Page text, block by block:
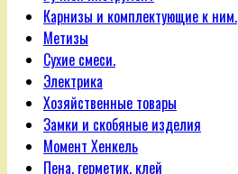
Карнизы и комплектующие к ним.
Метизы
Сухие смеси.
Электрика
Хозяйственные товары
Замки и скобяные изделия
Момент Хенкель
Пена, герметик, клей